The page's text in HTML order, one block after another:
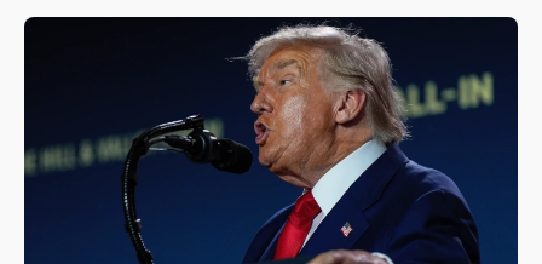
中颱白海豚風雨來了！中部以北防豪雨 今晚、明天影
白海豚逼近！北市水門只出不進 未移置車輛最高罰
4800＋拖吊費